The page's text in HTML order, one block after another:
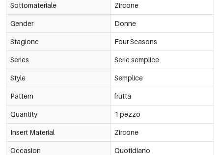
Sottomateriale Zircone
Gender Donne
Stagione Four Seasons
Series Serie semplice
Style Semplice
Pattern frutta
Quantity 1 pezzo
Insert Material Zircone
Occasion Quotidiano